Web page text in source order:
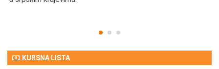
KURSNA LISTA